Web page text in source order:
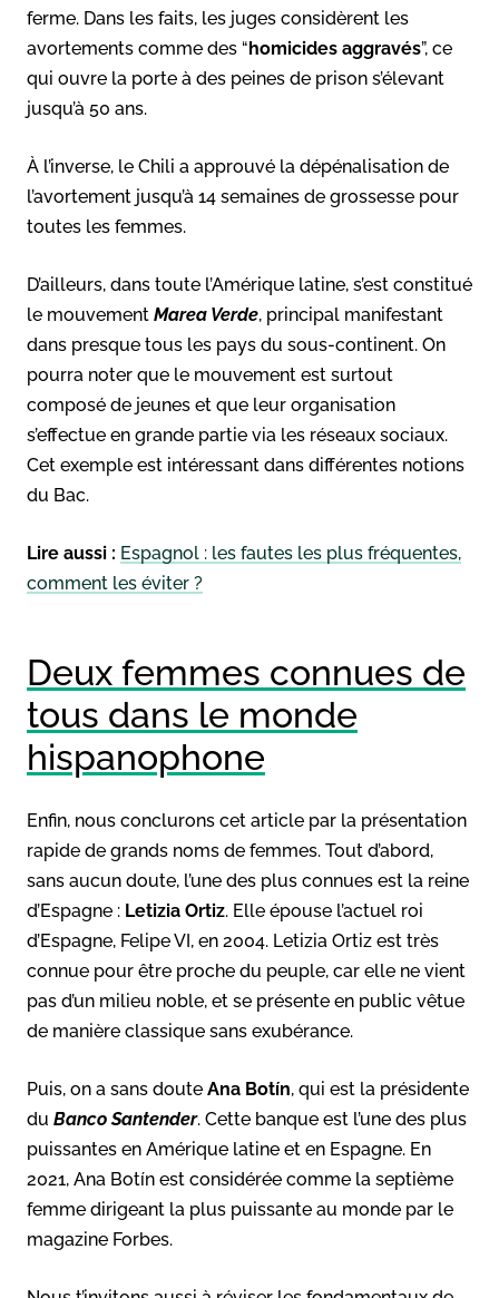
ferme. Dans les faits, les juges considèrent les
avortements comme des “homicides aggravés”, ce
qui ouvre la porte à des peines de prison s’élevant
jusqu’à 50 ans.
À l’inverse, le Chili a approuvé la dépénalisation de
l’avortement jusqu’à 14 semaines de grossesse pour
toutes les femmes.
D’ailleurs, dans toute l’Amérique latine, s’est constitué
le mouvement Marea Verde, principal manifestant
dans presque tous les pays du sous-continent. On
pourra noter que le mouvement est surtout
composé de jeunes et que leur organisation
s’effectue en grande partie via les réseaux sociaux.
Cet exemple est intéressant dans différentes notions
du Bac.
Lire aussi : Espagnol : les fautes les plus fréquentes,
comment les éviter ?
Deux femmes connues de
tous dans le monde
hispanophone
Enfin, nous conclurons cet article par la présentation
rapide de grands noms de femmes. Tout d’abord,
sans aucun doute, l’une des plus connues est la reine
d’Espagne : Letizia Ortiz. Elle épouse l’actuel roi
d’Espagne, Felipe VI, en 2004. Letizia Ortiz est très
connue pour être proche du peuple, car elle ne vient
pas d’un milieu noble, et se présente en public vêtue
de manière classique sans exubérance.
Puis, on a sans doute Ana Botín, qui est la présidente
du Banco Santender. Cette banque est l’une des plus
puissantes en Amérique latine et en Espagne. En
2021, Ana Botín est considérée comme la septième
femme dirigeant la plus puissante au monde par le
magazine Forbes.